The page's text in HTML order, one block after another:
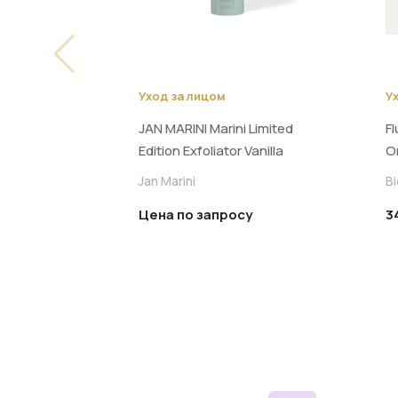
Уход за лицом
JAN MARINI Marini Limited
Edition Exfoliator Vanilla
Spice Полиш-крем
мгновенного обновления и
Jan Marini
Цена по запросу